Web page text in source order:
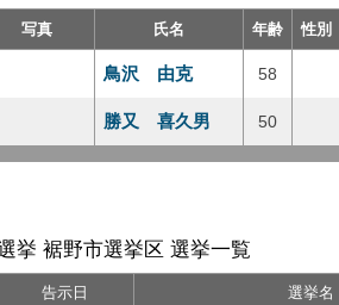
写真 氏名 年齢 性別
鳥沢 由克 58
勝又 喜久男 50
挙 裾野市選挙区 選挙一覧
告示日 選挙名